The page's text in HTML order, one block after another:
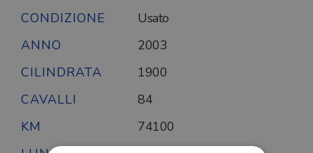
CONDIZIONE
Usato
ANNO
2003
CILINDRATA
1900
CAVALLI
84
KM
74100